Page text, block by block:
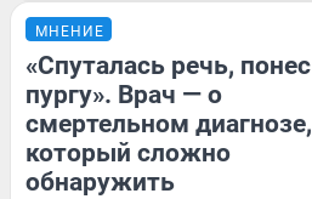
МНЕНИЕ
«Спуталась речь, понес
пургу». Врач — о
смертельном диагнозе,
который сложно
обнаружить